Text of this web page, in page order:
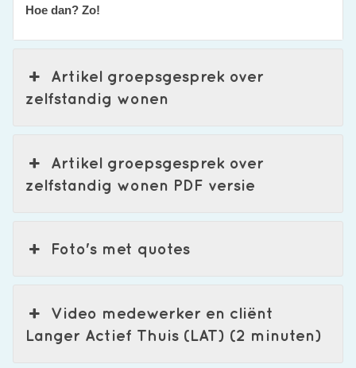
Hoe dan? Zo!
Artikel groepsgesprek over
zelfstandig wonen
Artikel groepsgesprek over
zelfstandig wonen PDF versie
Foto's met quotes
Video medewerker en cliënt
Langer Actief Thuis (LAT) (2 minuten)